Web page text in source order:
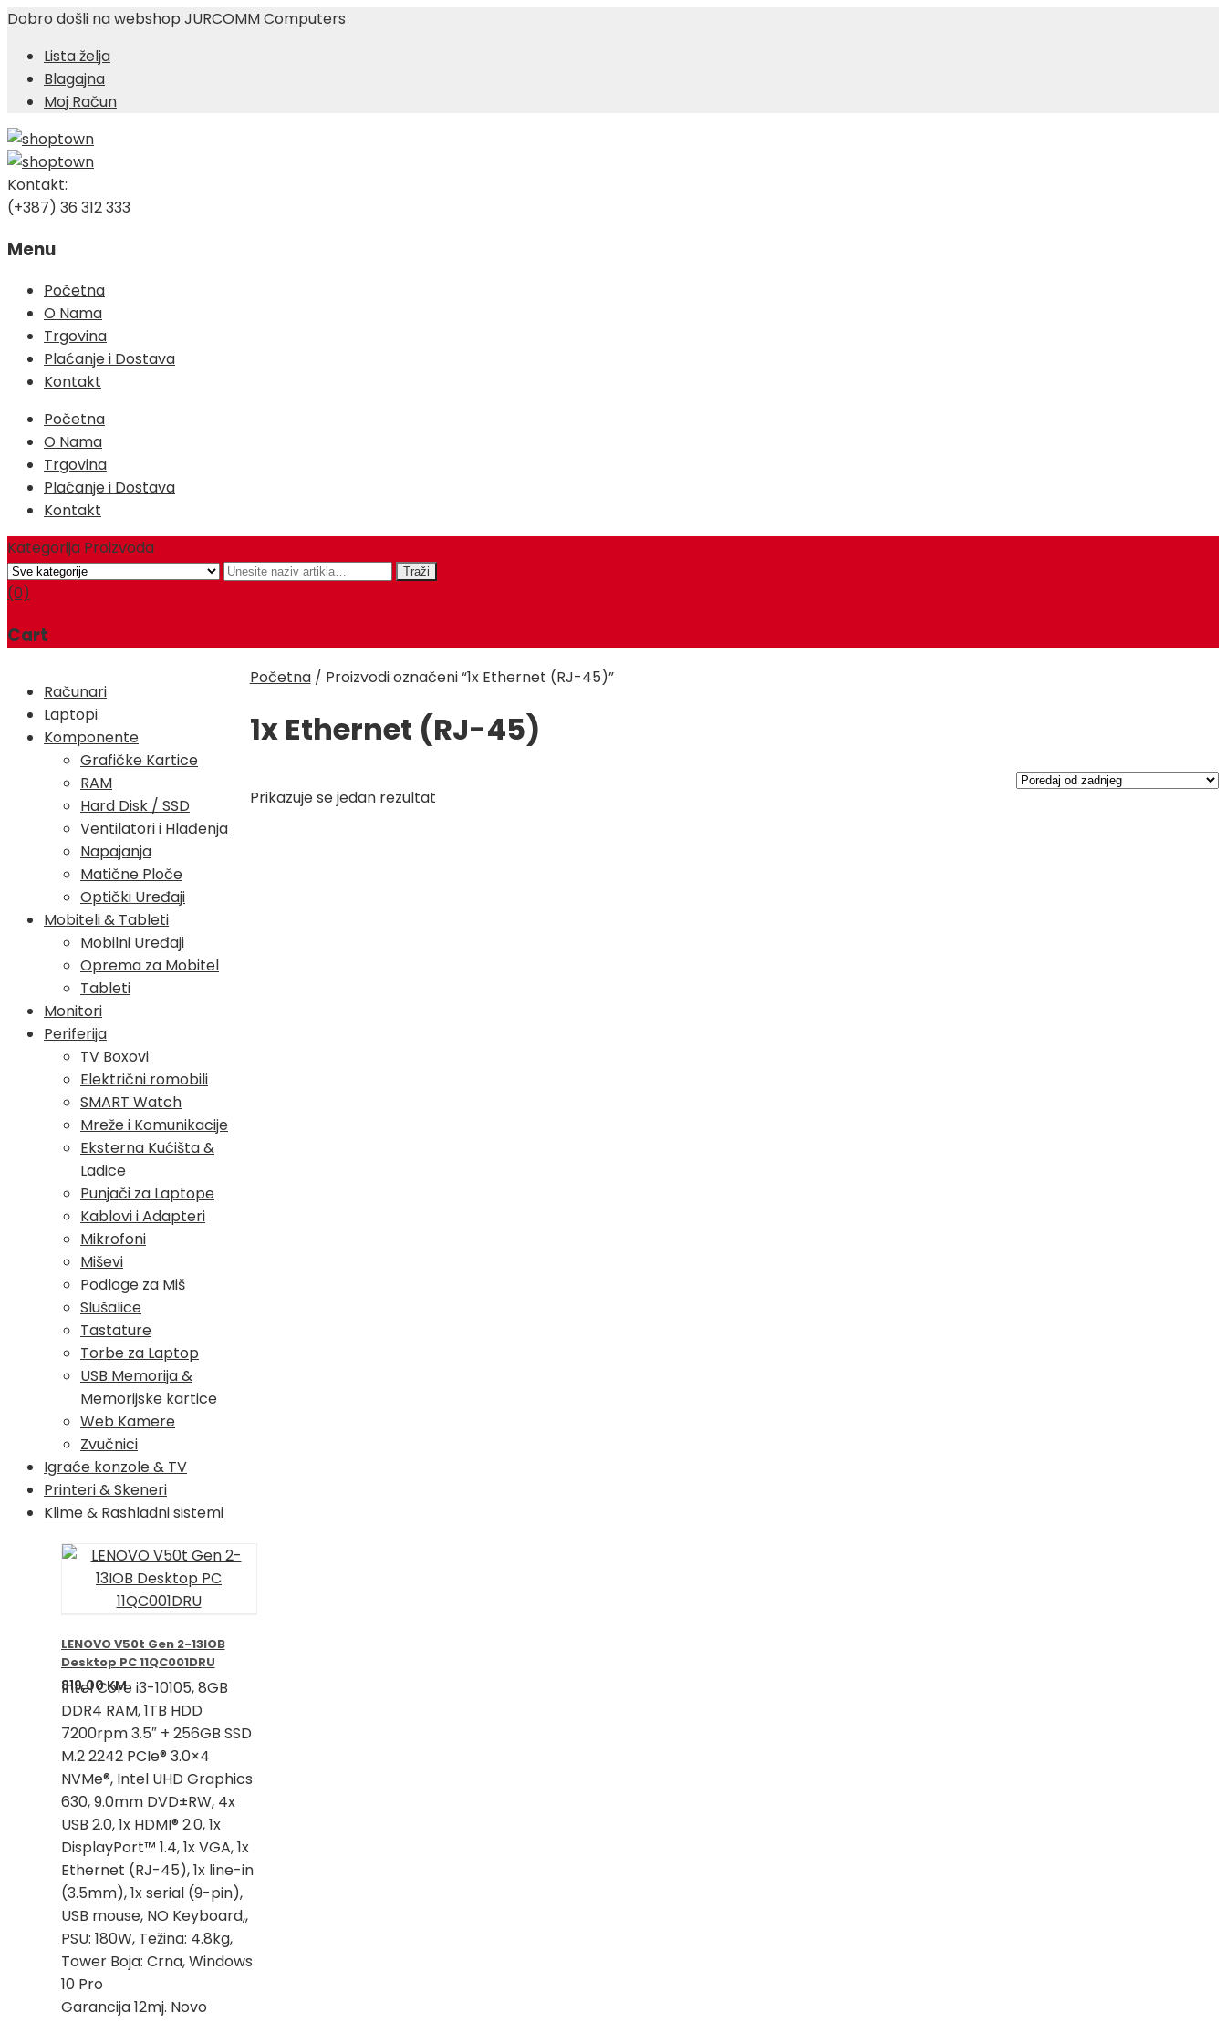
Dobro došli na webshop JURCOMM Computers
Lista želja
Blagajna
Moj Račun
Kontakt:
(+387) 36 312 333
Menu
Skip
content
Početna
O Nama
Trgovina
Plaćanje i Dostava
Kontakt
Početna
O Nama
Trgovina
Plaćanje i Dostava
Kontakt
Kategorija Proizvoda
(0)
Cart
Računari
Laptopi
Komponente
Grafičke Kartice
RAM
Hard Disk / SSD
Ventilatori i Hlađenja
Napajanja
Matične Ploče
Optički Uređaji
Mobiteli & Tableti
Mobilni Uređaji
Oprema za Mobitel
Tableti
Monitori
Periferija
TV Boxovi
Električni romobili
SMART Watch
Mreže i Komunikacije
Eksterna Kućišta &
Ladice
Punjači za Laptope
Kablovi i Adapteri
Mikrofoni
Miševi
Podloge za Miš
Slušalice
Tastature
Torbe za Laptop
USB Memorija &
Memorijske kartice
Web Kamere
Zvučnici
Igraće konzole & TV
Printeri & Skeneri
Klime & Rashladni sistemi
Početna/ Proizvodi označeni “1x Ethernet (RJ-45)”
1x Ethernet (RJ-45)
Prikazuje se jedan rezultat
LENOVO V50t Gen 2-13IOB
Desktop PC 11QC001DRU
819,00KM
Intel Core i3-10105, 8GB
DDR4 RAM, 1TB HDD
7200rpm 3.5″ + 256GB SSD
M.2 2242 PCIe® 3.0×4
NVMe®, Intel UHD Graphics
630, 9.0mm DVD±RW, 4x
USB 2.0, 1x HDMI® 2.0, 1x
DisplayPort™ 1.4, 1x VGA, 1x
Ethernet (RJ-45), 1x line-in
(3.5mm), 1x serial (9-pin),
USB mouse, NO Keyboard,,
PSU: 180W, Težina: 4.8kg,
Tower Boja: Crna, Windows
10 Pro
Garancija 12mj. Novo